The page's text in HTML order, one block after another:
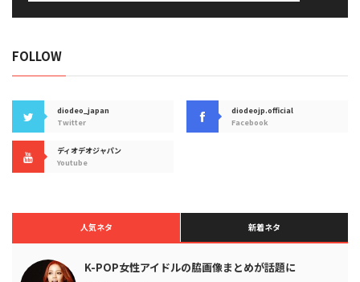
FOLLOW
diodeo_japan
Twitter
diodeojp.official
Facebook
ディオデオジャパン
Youtube
人気ネタ 新着ネタ
K-POP女性アイドルの脇画像まとめが話題に